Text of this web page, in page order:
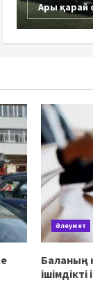
Ары қарай
Әлеумет
Баланың